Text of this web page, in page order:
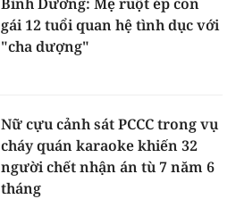
gái 12 tuổi quan hệ tình dục với
"cha dượng"
Nữ cựu cảnh sát PCCC trong vụ
cháy quán karaoke khiến 32
người chết nhận án tù 7 năm 6
tháng